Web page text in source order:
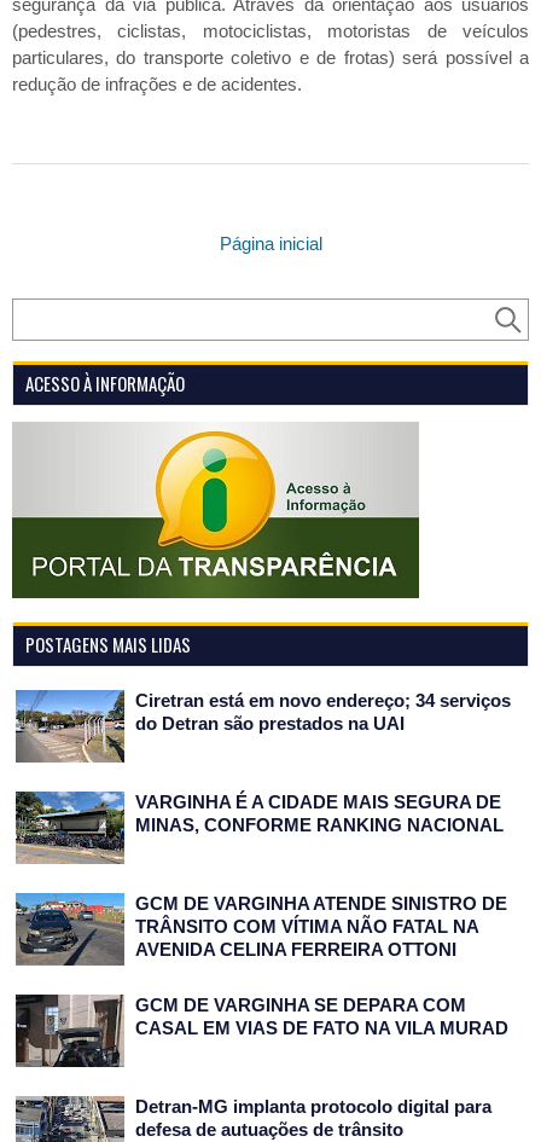
segurança da via pública. Através da orientação aos usuários
(pedestres, ciclistas, motociclistas, motoristas de veículos
particulares, do transporte coletivo e de frotas) será possível a
redução de infrações e de acidentes.
Página inicial
ACESSO À INFORMAÇÃO
POSTAGENS MAIS LIDAS
Ciretran está em novo endereço; 34 serviços
do Detran são prestados na UAI
VARGINHA É A CIDADE MAIS SEGURA DE
MINAS, CONFORME RANKING NACIONAL
GCM DE VARGINHA ATENDE SINISTRO DE
TRÂNSITO COM VÍTIMA NÃO FATAL NA
AVENIDA CELINA FERREIRA OTTONI
GCM DE VARGINHA SE DEPARA COM
CASAL EM VIAS DE FATO NA VILA MURAD
Detran-MG implanta protocolo digital para
defesa de autuações de trânsito